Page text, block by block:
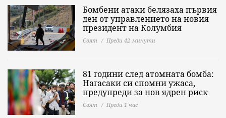
Бомбени атаки белязаха първия
ден от управлението на новия
президент на Колумбия
Свят Преди 42 минути
81 години след атомната бомба:
Нагасаки си спомни ужаса,
предупреди за нов ядрен риск
Свят Преди 1 час